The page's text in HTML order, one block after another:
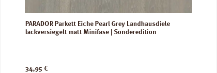
PARADOR Parkett Eiche Pearl Grey Landhausdiele
lackversiegelt matt Minifase | Sonderedition
Regulärer Preis:
34,95 €